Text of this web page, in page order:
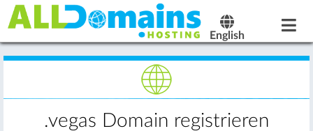
English
.vegas Domain registrieren